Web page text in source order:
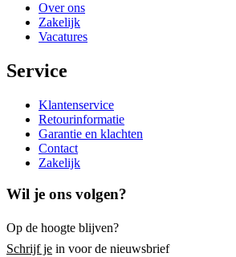
Over ons
Zakelijk
Vacatures
Service
Klantenservice
Retourinformatie
Garantie en klachten
Contact
Zakelijk
Wil je ons volgen?
Op de hoogte blijven?
Schrijf je in voor de nieuwsbrief